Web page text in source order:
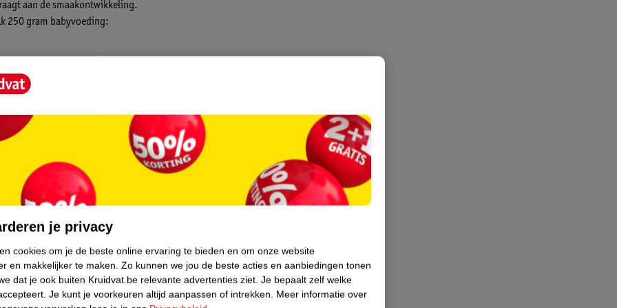
aan de smaakontwikkeling.
250 gram babyvoeding:
de planeet
je privacy
cookies om je de beste online ervaring te bieden en om onze website
en makkelijker te maken. Zo kunnen we jou de beste acties en aanbiedingen tonen
dat je ook buiten Kruidvat.be relevante advertenties ziet. Je bepaalt zelf welke
Je kunt je voorkeuren altijd aanpassen of intrekken. Meer informatie over